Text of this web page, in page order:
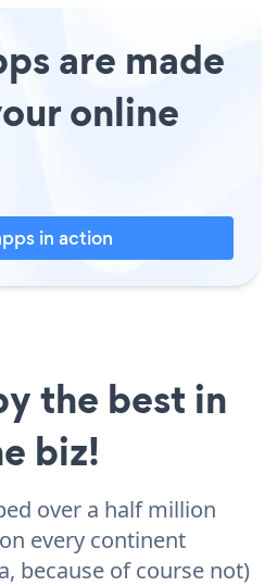
are made
online
in action
the best in
biz!
over a half million
every continent
because of course not)